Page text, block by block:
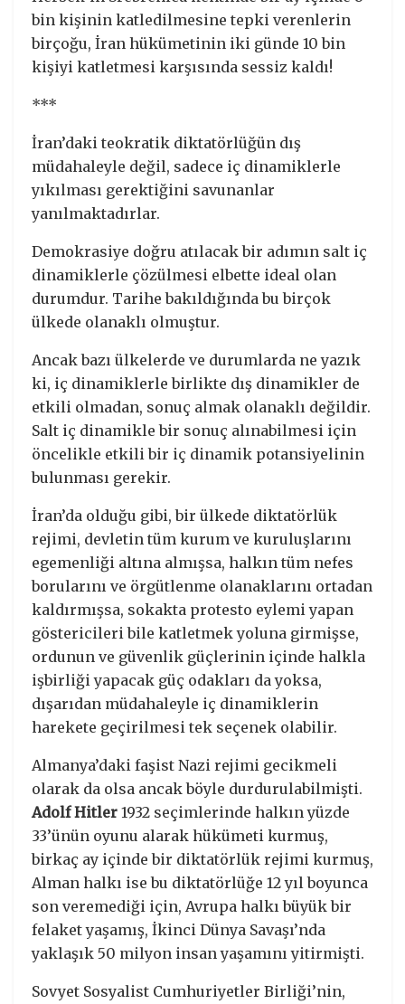
bin kişinin katledilmesine tepki verenlerin
birçoğu, İran hükümetinin iki günde 10 bin
kişiyi katletmesi karşısında sessiz kaldı!
***
İran’daki teokratik diktatörlüğün dış
müdahaleyle değil, sadece iç dinamiklerle
yıkılması gerektiğini savunanlar
yanılmaktadırlar.
Demokrasiye doğru atılacak bir adımın salt iç
dinamiklerle çözülmesi elbette ideal olan
durumdur. Tarihe bakıldığında bu birçok
ülkede olanaklı olmuştur.
Ancak bazı ülkelerde ve durumlarda ne yazık
ki, iç dinamiklerle birlikte dış dinamikler de
etkili olmadan, sonuç almak olanaklı değildir.
Salt iç dinamikle bir sonuç alınabilmesi için
öncelikle etkili bir iç dinamik potansiyelinin
bulunması gerekir.
İran’da olduğu gibi, bir ülkede diktatörlük
rejimi, devletin tüm kurum ve kuruluşlarını
egemenliği altına almışsa, halkın tüm nefes
borularını ve örgütlenme olanaklarını ortadan
kaldırmışsa, sokakta protesto eylemi yapan
göstericileri bile katletmek yoluna girmişse,
ordunun ve güvenlik güçlerinin içinde halkla
işbirliği yapacak güç odakları da yoksa,
dışarıdan müdahaleyle iç dinamiklerin
harekete geçirilmesi tek seçenek olabilir.
Almanya’daki faşist Nazi rejimi gecikmeli
olarak da olsa ancak böyle durdurulabilmişti.
Adolf Hitler 1932 seçimlerinde halkın yüzde
33’ünün oyunu alarak hükümeti kurmuş,
birkaç ay içinde bir diktatörlük rejimi kurmuş,
Alman halkı ise bu diktatörlüğe 12 yıl boyunca
son veremediği için, Avrupa halkı büyük bir
felaket yaşamış, İkinci Dünya Savaşı’nda
yaklaşık 50 milyon insan yaşamını yitirmişti.
Sovyet Sosyalist Cumhuriyetler Birliği’nin,